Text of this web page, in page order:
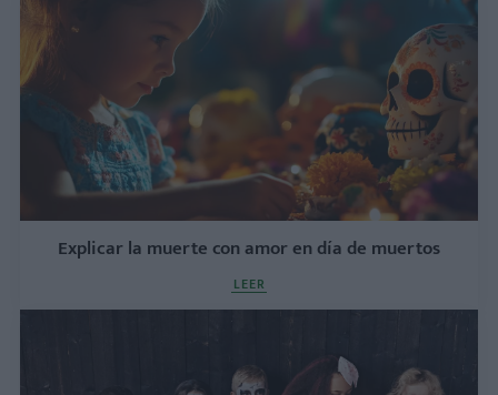
Explicar la muerte con amor en día de muertos
LEER